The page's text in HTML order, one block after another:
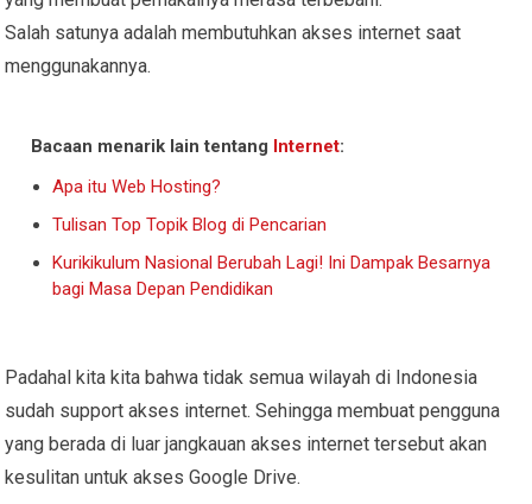
Salah satunya adalah membutuhkan akses internet saat
menggunakannya.
Bacaan menarik lain tentang Internet:
Apa itu Web Hosting?
Tulisan Top Topik Blog di Pencarian
Kurikikulum Nasional Berubah Lagi! Ini Dampak Besarnya
bagi Masa Depan Pendidikan
Padahal kita kita bahwa tidak semua wilayah di Indonesia
sudah support akses internet. Sehingga membuat pengguna
yang berada di luar jangkauan akses internet tersebut akan
kesulitan untuk akses Google Drive.